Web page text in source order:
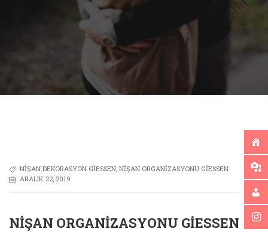
NIŞAN DEKORASYON GIESSEN, NIŞAN ORGANIZASYONU GIESSEN
ARALIK 22, 2019
NIŞAN ORGANIZASYONU GIESSEN